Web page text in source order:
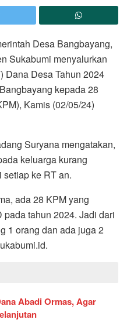
Desa Bangbayang,
Sukabumi menyalurkan
Dana Desa Tahun 2024
kepada 28
Kamis (02/05/24)
Suryana mengatakan,
keluarga kurang
setiap ke RT an.
ada 28 KPM yang
pada tahun 2024. Jadi dari
1 orang dan ada juga 2
Abadi Ormas, Agar